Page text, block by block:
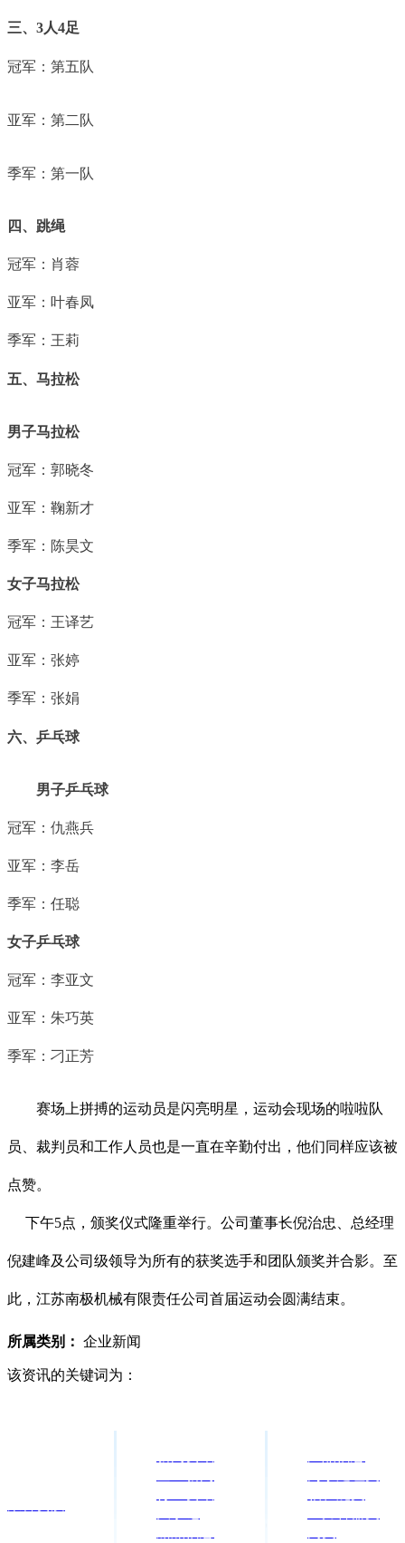
三、 3人4足
冠军：第五队
亚军：第二队
季军：第一队
四、跳绳
冠军：肖蓉
亚军：叶春凤
季军：王莉
五、马拉松
男子马拉松
冠军：郭晓冬
亚军：鞠新才
季军：陈昊文
女子马拉松
冠军：王译艺
亚军：张婷
季军：张娟
六、乒乓球
男子乒乓球
冠军：仇燕兵
亚军：李岳
季军：任聪
女子乒乓球
冠军：李亚文
亚军：朱巧英
季军：刁正芳
赛场上拼搏的运动员是闪亮明星，运动会现场的啦啦队
员、裁判员和工作人员也是一直在辛勤付出，他们同样应该被
点赞。
下午5点，颁奖仪式隆重举行。公司董事长倪治忠、总经理
倪建峰及公司级领导为所有的获奖选手和团队颁奖并合影。至
此，江苏南极机械有限责任公司首届运动会圆满结束。
所属类别： 企业新闻
该资讯的关键词为：